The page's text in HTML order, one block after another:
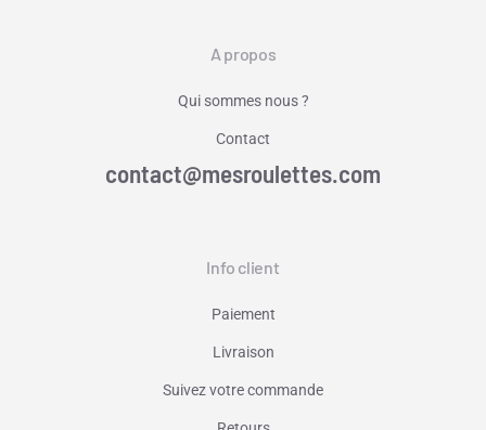
A propos
Qui sommes nous ?
Contact
contact@mesroulettes.com
Info client
Paiement
Livraison
Suivez votre commande